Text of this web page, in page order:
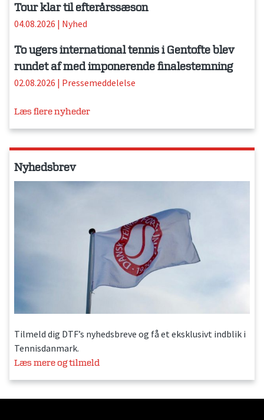
Tour klar til efterårssæson
04.08.2026 | Nyhed
To ugers international tennis i Gentofte blev
rundet af med imponerende finalestemning
02.08.2026 | Pressemeddelelse
Læs flere nyheder
Nyhedsbrev
Tilmeld dig DTF’s nyhedsbreve og få et eksklusivt indblik i
Tennisdanmark.
Læs mere og tilmeld